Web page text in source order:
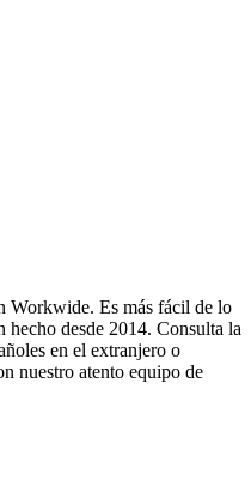
Workwide. Es más fácil de lo
hecho desde 2014. Consulta la
en el extranjero o
nuestro atento equipo de